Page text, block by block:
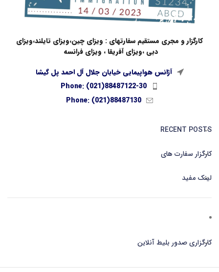
کارگزار و مجری مستقیم سفارتهای : ویزای چین،ویزای تایلند،ویزای
دبی ،ویزای آفریقا ، ویزای فرانسه
آژانس هواپیمایی خیابان جلال آل احمد پل گیشا
Phone: (021)88487122-30
Phone: (021)88487130
RECENT POSTS
کارگزار سفارت های
لینک مفید
کارگزاری صدور بلیط آنلاین